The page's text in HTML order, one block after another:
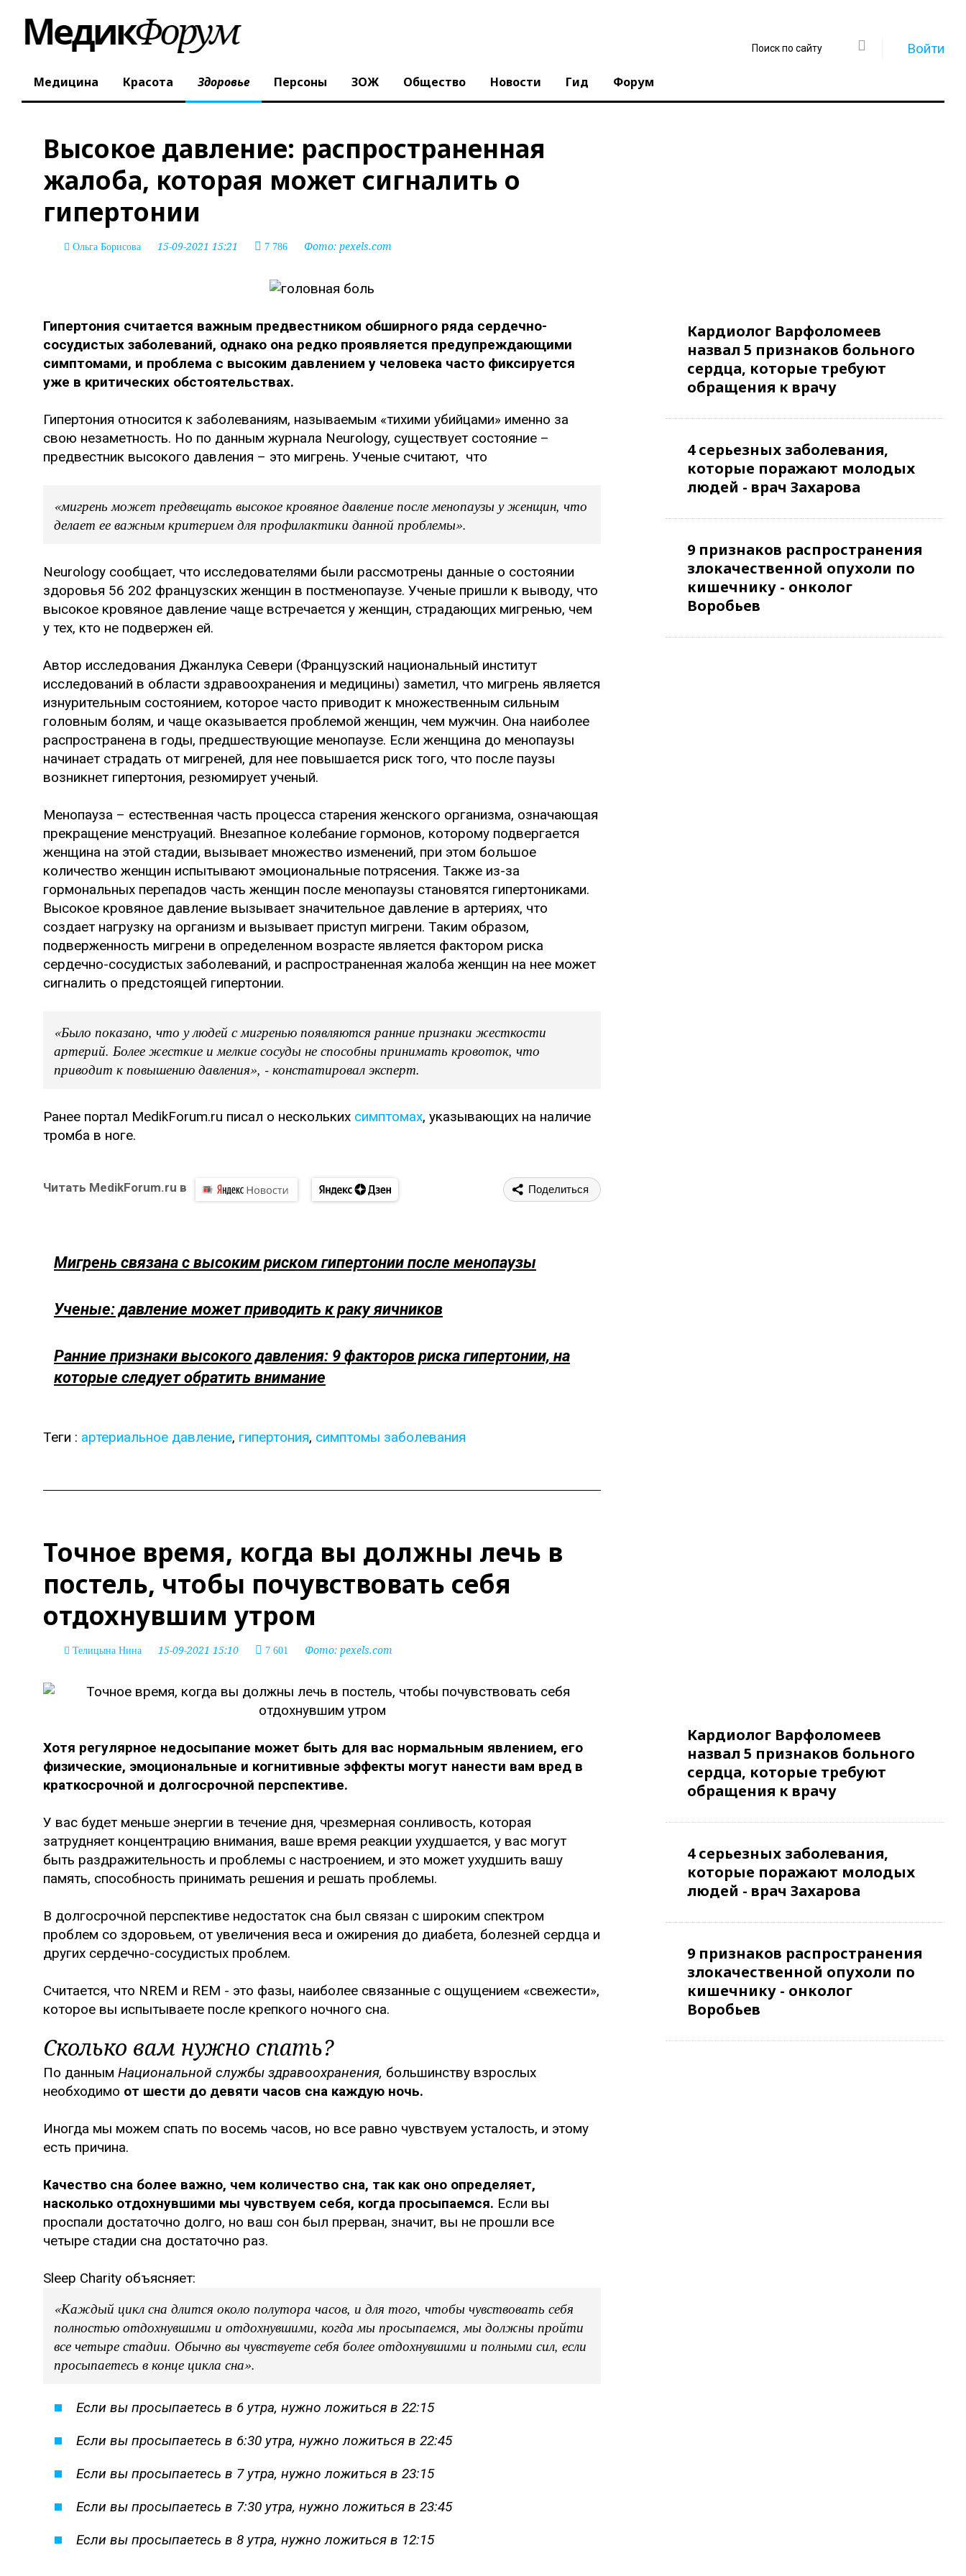
Войти
Медицина Красота Здоровье Персоны ЗОЖ Общество Новости Гид Форум
Высокое давление: распространенная
жалоба, которая может сигналить о
гипертонии
Ольга Борисова 15-09-2021 15:21 7 786 Фото: pexels.com
Гипертония считается важным предвестником обширного ряда сердечно-
сосудистых заболеваний, однако она редко проявляется предупреждающими
симптомами, и проблема с высоким давлением у человека часто фиксируется
уже в критических обстоятельствах.
Гипертония относится к заболеваниям, называемым «тихими убийцами» именно за
свою незаметность. Но по данным журнала Neurology, существует состояние –
предвестник высокого давления – это мигрень. Ученые считают, что
«мигрень может предвещать высокое кровяное давление после менопаузы у женщин, что
делает ее важным критерием для профилактики данной проблемы».
Neurology сообщает, что исследователями были рассмотрены данные о состоянии
здоровья 56 202 французских женщин в постменопаузе. Ученые пришли к выводу, что
высокое кровяное давление чаще встречается у женщин, страдающих мигренью, чем
у тех, кто не подвержен ей.
Автор исследования Джанлука Севери (Французский национальный институт
исследований в области здравоохранения и медицины) заметил, что мигрень является
изнурительным состоянием, которое часто приводит к множественным сильным
головным болям, и чаще оказывается проблемой женщин, чем мужчин. Она наиболее
распространена в годы, предшествующие менопаузе. Если женщина до менопаузы
начинает страдать от мигреней, для нее повышается риск того, что после паузы
возникнет гипертония, резюмирует ученый.
Менопауза – естественная часть процесса старения женского организма, означающая
прекращение менструаций. Внезапное колебание гормонов, которому подвергается
женщина на этой стадии, вызывает множество изменений, при этом большое
количество женщин испытывают эмоциональные потрясения. Также из-за
гормональных перепадов часть женщин после менопаузы становятся гипертониками.
Высокое кровяное давление вызывает значительное давление в артериях, что
создает нагрузку на организм и вызывает приступ мигрени. Таким образом,
подверженность мигрени в определенном возрасте является фактором риска
сердечно-сосудистых заболеваний, и распространенная жалоба женщин на нее может
сигналить о предстоящей гипертонии.
«Было показано, что у людей с мигренью появляются ранние признаки жесткости
артерий. Более жесткие и мелкие сосуды не способны принимать кровоток, что
приводит к повышению давления», - констатировал эксперт.
Ранее портал MedikForum.ru писал о нескольких симптомах, указывающих на наличие
тромба в ноге.
Читать MedikForum.ru в Поделиться
Мигрень связана с высоким риском гипертонии после менопаузы
Ученые: давление может приводить к раку яичников
Ранние признаки высокого давления: 9 факторов риска гипертонии, на
которые следует обратить внимание
Теги : артериальное давление, гипертония, симптомы заболевания
Кардиолог Варфоломеев
назвал 5 признаков больного
сердца, которые требуют
обращения к врачу
4 серьезных заболевания,
которые поражают молодых
людей - врач Захарова
9 признаков распространения
злокачественной опухоли по
кишечнику - онколог
Воробьев
Точное время, когда вы должны лечь в
постель, чтобы почувствовать себя
отдохнувшим утром
Телицына Нина 15-09-2021 15:10 7 601 Фото: pexels.com
Хотя регулярное недосыпание может быть для вас нормальным явлением, его
физические, эмоциональные и когнитивные эффекты могут нанести вам вред в
краткосрочной и долгосрочной перспективе.
У вас будет меньше энергии в течение дня, чрезмерная сонливость, которая
затрудняет концентрацию внимания, ваше время реакции ухудшается, у вас могут
быть раздражительность и проблемы с настроением, и это может ухудшить вашу
память, способность принимать решения и решать проблемы.
В долгосрочной перспективе недостаток сна был связан с широким спектром
проблем со здоровьем, от увеличения веса и ожирения до диабета, болезней сердца и
других сердечно-сосудистых проблем.
Считается, что NREM и REM - это фазы, наиболее связанные с ощущением «свежести»,
которое вы испытываете после крепкого ночного сна.
Сколько вам нужно спать?
По данным Национальной службы здравоохранения, большинству взрослых
необходимо от шести до девяти часов сна каждую ночь.
Иногда мы можем спать по восемь часов, но все равно чувствуем усталость, и этому
есть причина.
Качество сна более важно, чем количество сна, так как оно определяет,
насколько отдохнувшими мы чувствуем себя, когда просыпаемся. Если вы
проспали достаточно долго, но ваш сон был прерван, значит, вы не прошли все
четыре стадии сна достаточно раз.
Sleep Charity объясняет:
«Каждый цикл сна длится около полутора часов, и для того, чтобы чувствовать себя
полностью отдохнувшими и отдохнувшими, когда мы просыпаемся, мы должны пройти
все четыре стадии. Обычно вы чувствуете себя более отдохнувшими и полными сил, если
просыпаетесь в конце цикла сна».
Если вы просыпаетесь в 6 утра, нужно ложиться в 22:15
Если вы просыпаетесь в 6:30 утра, нужно ложиться в 22:45
Если вы просыпаетесь в 7 утра, нужно ложиться в 23:15
Если вы просыпаетесь в 7:30 утра, нужно ложиться в 23:45
Если вы просыпаетесь в 8 утра, нужно ложиться в 12:15
Кардиолог Варфоломеев
назвал 5 признаков больного
сердца, которые требуют
обращения к врачу
4 серьезных заболевания,
которые поражают молодых
людей - врач Захарова
9 признаков распространения
злокачественной опухоли по
кишечнику - онколог
Воробьев